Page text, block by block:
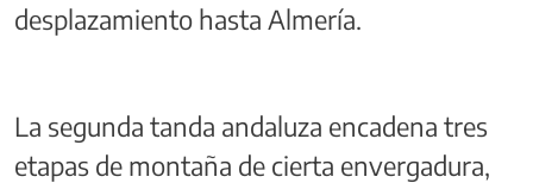
desplazamiento hasta Almería.
La segunda tanda andaluza encadena tres
etapas de montaña de cierta envergadura,